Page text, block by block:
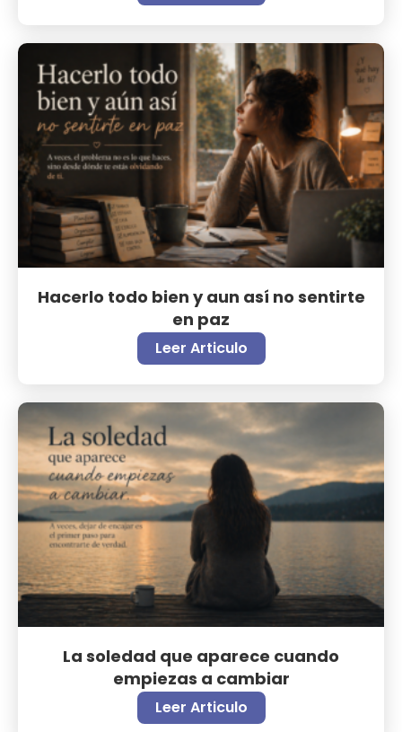
Hacerlo todo bien y aun así no sentirte
en paz
Leer Articulo
La soledad que aparece cuando
empiezas a cambiar
Leer Articulo